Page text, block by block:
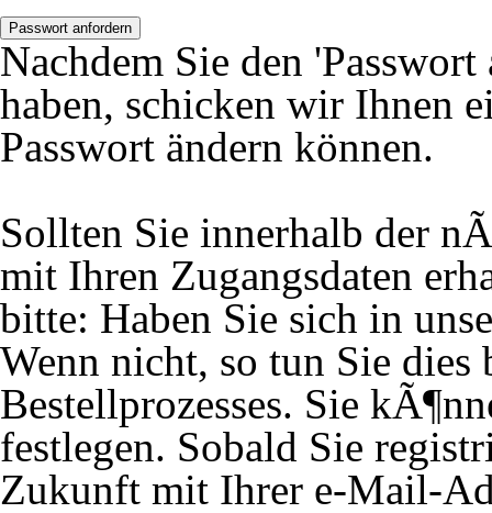
Passwort anfordern
Nachdem Sie den
haben, schicken wir Ihnen
Passwort ändern können.
Sollten Sie innerhalb der
mit Ihren Zugangsdaten
bitte: Haben Sie sich in
Wenn nicht, so tun Sie
Bestellprozesses. Sie
festlegen. Sobald Sie
Zukunft mit Ihrer e-Mail-